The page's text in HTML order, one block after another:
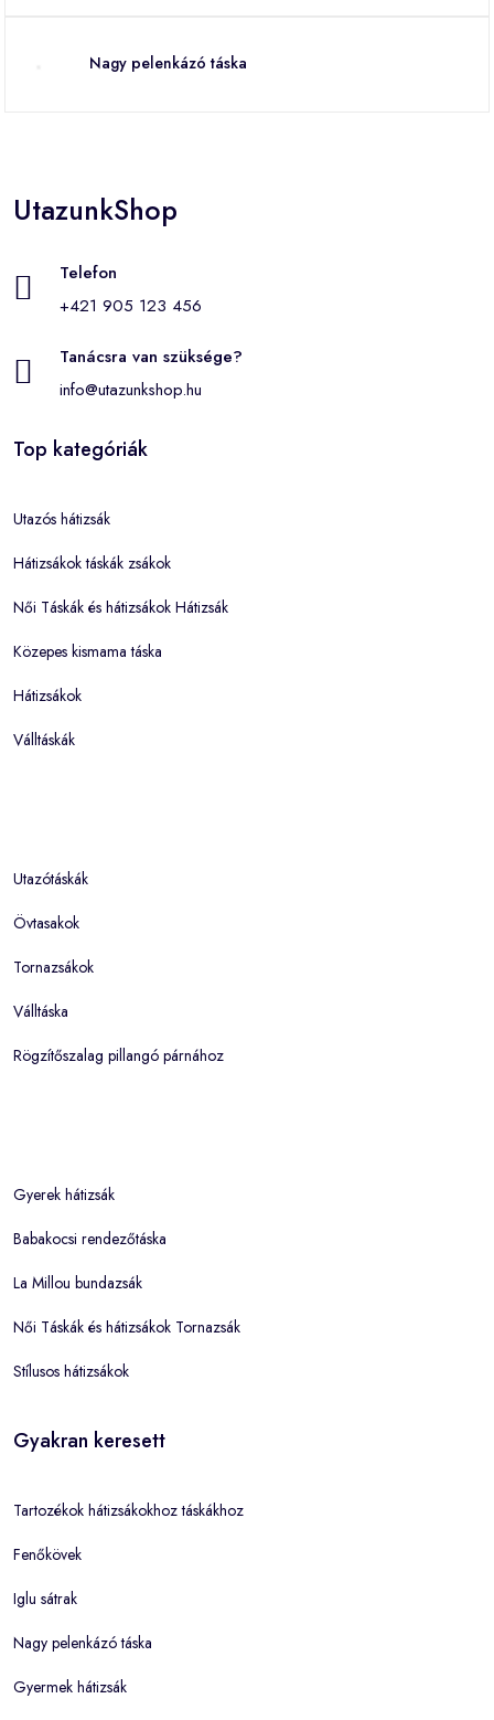
Nagy pelenkázó táska
UtazunkShop
Telefon
+421 905 123 456
Tanácsra van szüksége?
info@utazunkshop.hu
Top kategóriák
Utazós hátizsák
Hátizsákok táskák zsákok
Női Táskák és hátizsákok Hátizsák
Közepes kismama táska
Hátizsákok
Válltáskák
Utazótáskák
Övtasakok
Tornazsákok
Válltáska
Rögzítőszalag pillangó párnához
Gyerek hátizsák
Babakocsi rendezőtáska
La Millou bundazsák
Női Táskák és hátizsákok Tornazsák
Stílusos hátizsákok
Gyakran keresett
Tartozékok hátizsákokhoz táskákhoz
Fenőkövek
Iglu sátrak
Nagy pelenkázó táska
Gyermek hátizsák